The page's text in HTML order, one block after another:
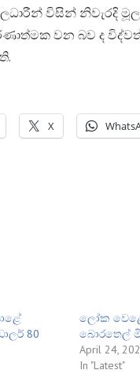
විසින් නිවැරදි
වන බව ද
X
80
ලෝක
බොරතෙල්
April 24,
In "Latest"